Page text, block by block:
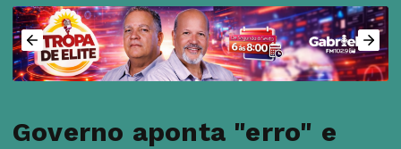
Governo aponta "erro" e